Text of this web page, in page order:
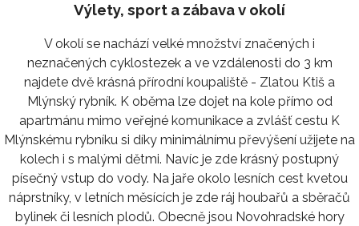
Výlety, sport a zábava v okolí
V okolí se nachází velké množství značených i
neznačených cyklostezek a ve vzdálenosti do 3 km
najdete dvě krásná přírodní koupaliště - Zlatou Ktiš a
Mlýnský rybník. K oběma lze dojet na kole přímo od
apartmánu mimo veřejné komunikace a zvlášť cestu K
Mlýnskému rybníku si díky minimálnímu převýšení užijete na
kolech i s malými dětmi. Navíc je zde krásný postupný
písečný vstup do vody. Na jaře okolo lesních cest kvetou
náprstníky, v letních měsících je zde ráj houbařů a sběračů
bylinek či lesních plodů. Obecně jsou Novohradské hory